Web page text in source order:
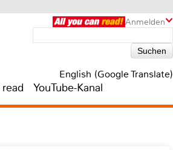
Anmelden
English (Google Translate)
YouTube-Kanal